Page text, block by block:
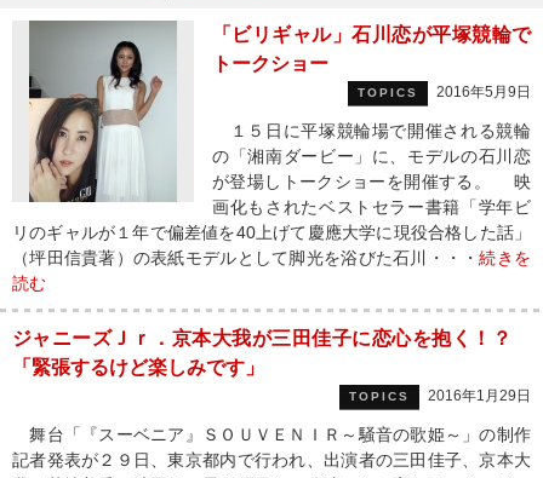
「ビリギャル」石川恋が平塚競輪で
トークショー
TOPICS 2016年5月9日
１５日に平塚競輪場で開催される競輪
の「湘南ダービー」に、モデルの石川恋
が登場しトークショーを開催する。 映
画化もされたベストセラー書籍「学年ビ
リのギャルが１年で偏差値を40上げて慶應大学に現役合格した話」
（坪田信貴著）の表紙モデルとして脚光を浴びた石川・・・続きを
読む
ジャニーズＪｒ．京本大我が三田佳子に恋心を抱く！？
「緊張するけど楽しみです」
TOPICS 2016年1月29日
舞台「『スーベニア』ＳＯＵＶＥＮＩＲ～騒音の歌姫～」の制作
記者発表が２９日、東京都内で行われ、出演者の三田佳子、京本大